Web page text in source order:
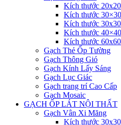
Kích thước
Kích thước
Kích thước
Kích thước 40×40
Kích thước
Gạch Thẻ Ốp Tường
Gạch Thông Gió
Gạch Kính Lấy Sáng
Gạch Lục Giác
Gạch trang trí Cao Cấp
Gạch Mosaic
GẠCH ỐP LÁT NỘI THẤT
Gạch Vân Xi Măng
Kích thước